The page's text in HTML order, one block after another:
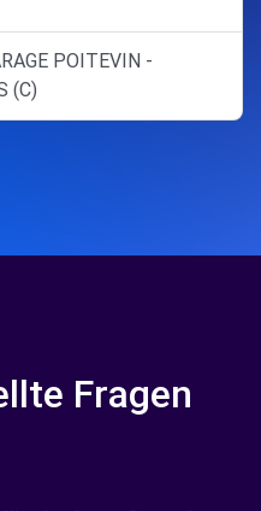
POITEVIN -
(C)
Fragen